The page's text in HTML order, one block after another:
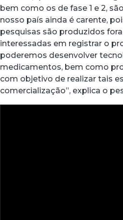
bem como os de fase 1 e 2,
nosso país ainda é carente,
pesquisas são produzidos
interessadas em registrar o
poderemos desenvolver
medicamentos, bem como
com objetivo de realizar tais
comercialização”, explica o